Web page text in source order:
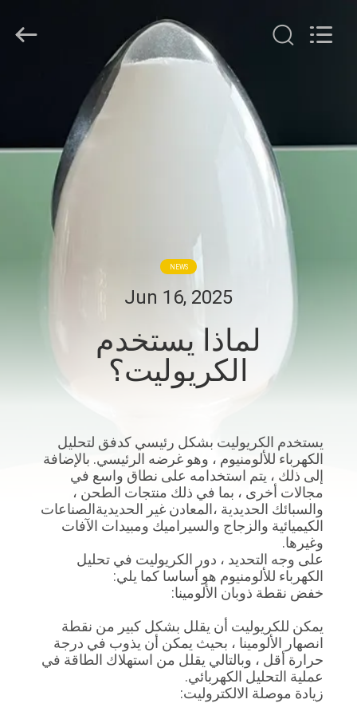
فيديوهات
اتصل
أخبار
القضايا
اطلب
اقتباس
Imp.&Exp.Co.,Ltd.
NEWS
Jun 16, 2025
لماذا يستخدم
الكريوليت؟
يستخدم الكريوليت بشكل رئيسي كدفق لتحليل
الكهرباء للألومنيوم ، وهو غرضه الرئيسي. بالإضافة
إلى ذلك ، يتم استخدامه على نطاق واسع في
مجالات أخرى ، بما في ذلك منتجات الطحن ،
والسبائك الحديدية ،المعادن غير الحديديةالصناعات
الكيميائية والزجاج والسيراميك ومبيدات الآفات
وغيرها.
على وجه التحديد ، دور الكريوليت في تحليل
الكهرباء للألومنيوم هو أساسا كما يلي:
خفض نقطة ذوبان الألومينا:
يمكن للكريوليت أن يقلل بشكل كبير من نقطة
انصهار الألومينا ، بحيث يمكن أن يذوب في درجة
حرارة أقل ، وبالتالي يقلل من استهلاك الطاقة في
عملية التحليل الكهربائي.
زيادة موصلة الالكتروليت: